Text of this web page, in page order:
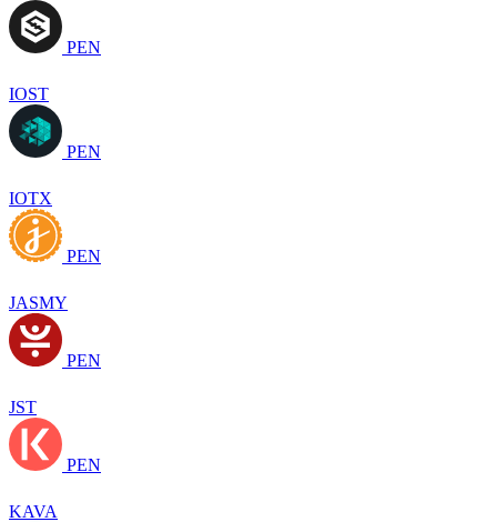
PEN
IOST
PEN
IOTX
PEN
JASMY
PEN
JST
PEN
KAVA